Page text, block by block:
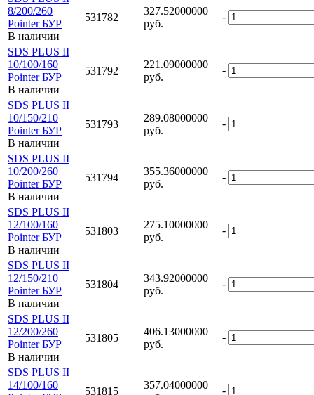
8/200/260
Pointer БУР
В наличии
531782
327.52000000
руб.
-
SDS PLUS II
10/100/160
Pointer БУР
В наличии
531792
221.09000000
руб.
-
SDS PLUS II
10/150/210
Pointer БУР
В наличии
531793
289.08000000
руб.
-
SDS PLUS II
10/200/260
Pointer БУР
В наличии
531794
355.36000000
руб.
-
SDS PLUS II
12/100/160
Pointer БУР
В наличии
531803
275.10000000
руб.
-
SDS PLUS II
12/150/210
Pointer БУР
В наличии
531804
343.92000000
руб.
-
SDS PLUS II
12/200/260
Pointer БУР
В наличии
531805
406.13000000
руб.
-
SDS PLUS II
14/100/160
531815
357.04000000
-